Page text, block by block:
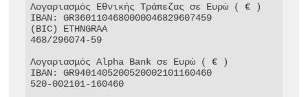
Λογαριασμός Εθνικής Τράπεζας σε Ευρώ ( € )
IBAN: GR3601104680000046829607459
(BIC) ETHNGRAA
468/296074-59
Λογαριασμός Alpha Bank σε Ευρώ ( € )
IBAN: GR9401405200520002101160460
520-002101-160460